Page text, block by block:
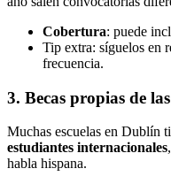
Cobertura: puede
Tip extra: síguelos en
frecuencia.
3. Becas propias de
Muchas escuelas en Dublín
estudiantes internacionales
habla hispana.